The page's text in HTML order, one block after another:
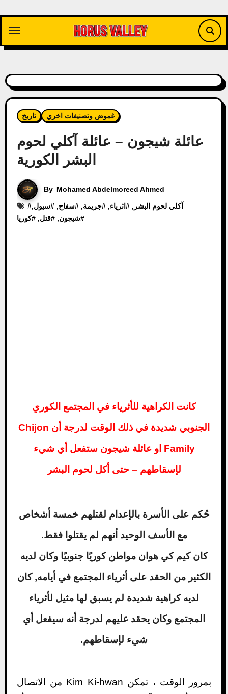
content
تاريخ غموض وتصنيفات اخري
عائلة شيجون – عائلة آكلي لحوم
البشر الكورية
By Mohamed Abdelmoreed Ahmed
# آكلي لحوم البشر , # اثرياء, #جريمة, #سفاح, #سيول,
#شيجون, #قتل, #كوريا
كانت الكراهية للأثرياء في المجتمع الكوري
الجنوبي شديدة في ذلك الوقت لدرجة أن Chijon
Family او عائلة شيجون ستفعل أي شيء
لإسقاطهم – حتى أكل لحوم البشر
حُكم على الأسرة بالإعدام لقتلهم خمسة أشخاص
مع الأسف الوحيد أنهم لم يقتلوا فقط.
كان كيم كي هوان مواطن كوريًا جنوبيًا وكان لديه
الكثير من الحقد على أثرياء المجتمع في أيامه, كان
لديه كراهية شديدة لم يسبق لها مثيل لأثرياء
المجتمع وكان يحقد عليهم لدرجة أنه سيفعل أي
شيء لإسقاطهم.
بمرور الوقت ، تمكن Kim Ki-hwan من الاتصال